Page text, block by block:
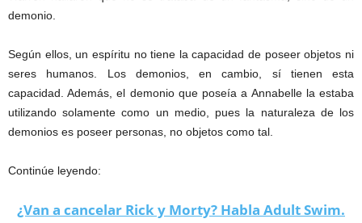
demonio.
Según ellos, un espíritu no tiene la capacidad de poseer objetos ni
seres humanos. Los demonios, en cambio, sí tienen esta
capacidad. Además, el demonio que poseía a Annabelle la estaba
utilizando solamente como un medio, pues la naturaleza de los
demonios es poseer personas, no objetos como tal.
Continúe leyendo:
¿Van a cancelar Rick y Morty? Habla Adult Swim.